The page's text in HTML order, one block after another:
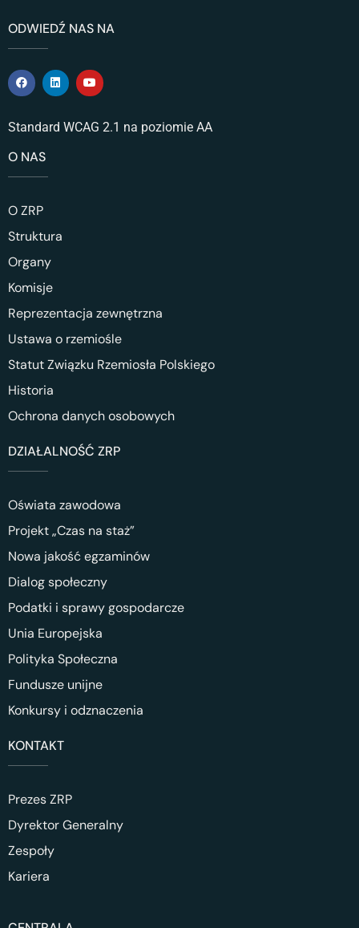
ODWIEDŹ NAS NA
Standard WCAG 2.1 na poziomie AA
O NAS
O ZRP
Struktura
Organy
Komisje
Reprezentacja zewnętrzna
Ustawa o rzemiośle
Statut Związku Rzemiosła Polskiego
Historia
Ochrona danych osobowych
DZIAŁALNOŚĆ ZRP
Oświata zawodowa
Projekt „Czas na staż”
Nowa jakość egzaminów
Dialog społeczny
Podatki i sprawy gospodarcze
Unia Europejska
Polityka Społeczna
Fundusze unijne
Konkursy i odznaczenia
KONTAKT
Prezes ZRP
Dyrektor Generalny
Zespoły
Kariera